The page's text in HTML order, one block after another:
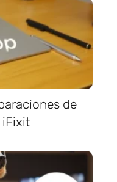
de
iFixit